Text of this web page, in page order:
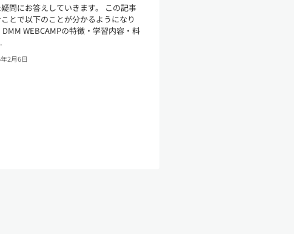
問にお答えしていきます。 この記事
とで以下のことが分かるようになり
DMM WEBCAMPの特徴・学習内容・料
2月6日